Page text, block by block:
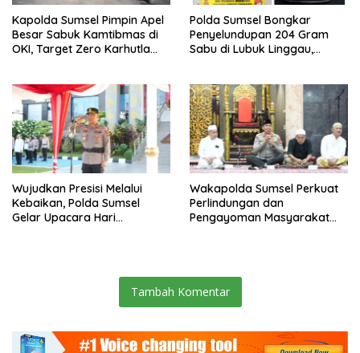
Kapolda Sumsel Pimpin Apel
Besar Sabuk Kamtibmas di
OKI, Target Zero Karhutla
Polda Sumsel Bongkar
Penyelundupan 204 Gram
Sabu di Lubuk Linggau,
Wujudkan Presisi Melalui
Kebaikan, Polda Sumsel
Gelar Upacara Hari
Wakapolda Sumsel Perkuat
Perlindungan dan
Pengayoman Masyarakat
Tambah Komentar